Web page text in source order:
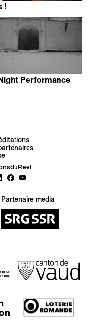
!
Performance
Partenaire média
activities
de confidentialité